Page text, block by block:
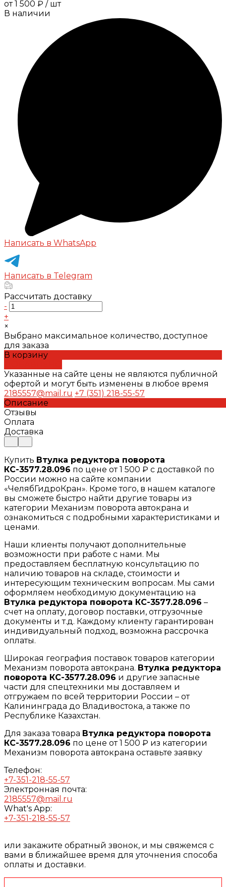
от 1 500 ₽ / шт
В наличии
Написать в WhatsApp
Написать в Telegram
Рассчитать доставку
-
+
×
Выбрано максимальное количество, доступное
для заказа
В корзину
Указанные на сайте цены не являются публичной
офертой и могут быть изменены в любое время
2185557@mail.ru +7 (351) 218-55-57
Описание
Отзывы
Оплата
Доставка
Купить Втулка редуктора поворота
КС-3577.28.096 по цене от 1 500 ₽ с доставкой по
России можно на сайте компании
«ЧелябГидроКран». Кроме того, в нашем каталоге
вы сможете быстро найти другие товары из
категории Механизм поворота автокрана и
ознакомиться с подробными характеристиками и
ценами.
Наши клиенты получают дополнительные
возможности при работе с нами. Мы
предоставляем бесплатную консультацию по
наличию товаров на складе, стоимости и
интересующим техническим вопросам. Мы сами
оформляем необходимую документацию на
Втулка редуктора поворота КС-3577.28.096 –
счет на оплату, договор поставки, отгрузочные
документы и т.д. Каждому клиенту гарантирован
индивидуальный подход, возможна рассрочка
оплаты.
Широкая география поставок товаров категории
Механизм поворота автокрана. Втулка редуктора
поворота КС-3577.28.096 и другие запасные
части для спецтехники мы доставляем и
отгружаем по всей территории России – от
Калининграда до Владивостока, а также по
Республике Казахстан.
Для заказа товара Втулка редуктора поворота
КС-3577.28.096 по цене от 1 500 ₽ из категории
Механизм поворота автокрана оставьте заявку
Телефон:
+7-351-218-55-57
Электронная почта:
2185557@mail.ru
What's App:
+7-351-218-55-57
или закажите обратный звонок, и мы свяжемся с
вами в ближайшее время для уточнения способа
оплаты и доставки.